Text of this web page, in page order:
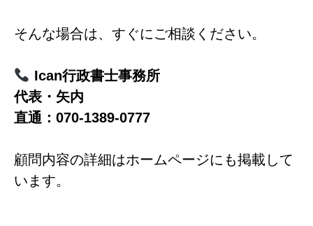
そんな場合は、すぐにご相談ください。
Ican行政書士事務所
代表・矢内
直通：070-1389-0777
顧問内容の詳細はホームページにも掲載して
います。